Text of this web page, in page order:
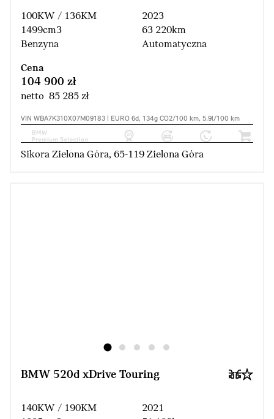
100KW / 136KM
1499cm3
Benzyna
2023
63 220km
Automatyczna
Cena
104 900 zł
netto 85 285 zł
VIN WBA7K310X07M09183 | EURO 6d, 134g CO2/100 km, 5.9l/100 km
Sikora Zielona Góra, 65-119 Zielona Góra
BMW 520d xDrive Touring
140KW / 190KM
2021